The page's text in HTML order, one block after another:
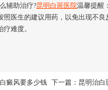
辅助治疗?昆明白斑医院温馨提醒
医生的建议用药，以免出现不
难度。
癜风要多少钱 下一篇： 昆明治白